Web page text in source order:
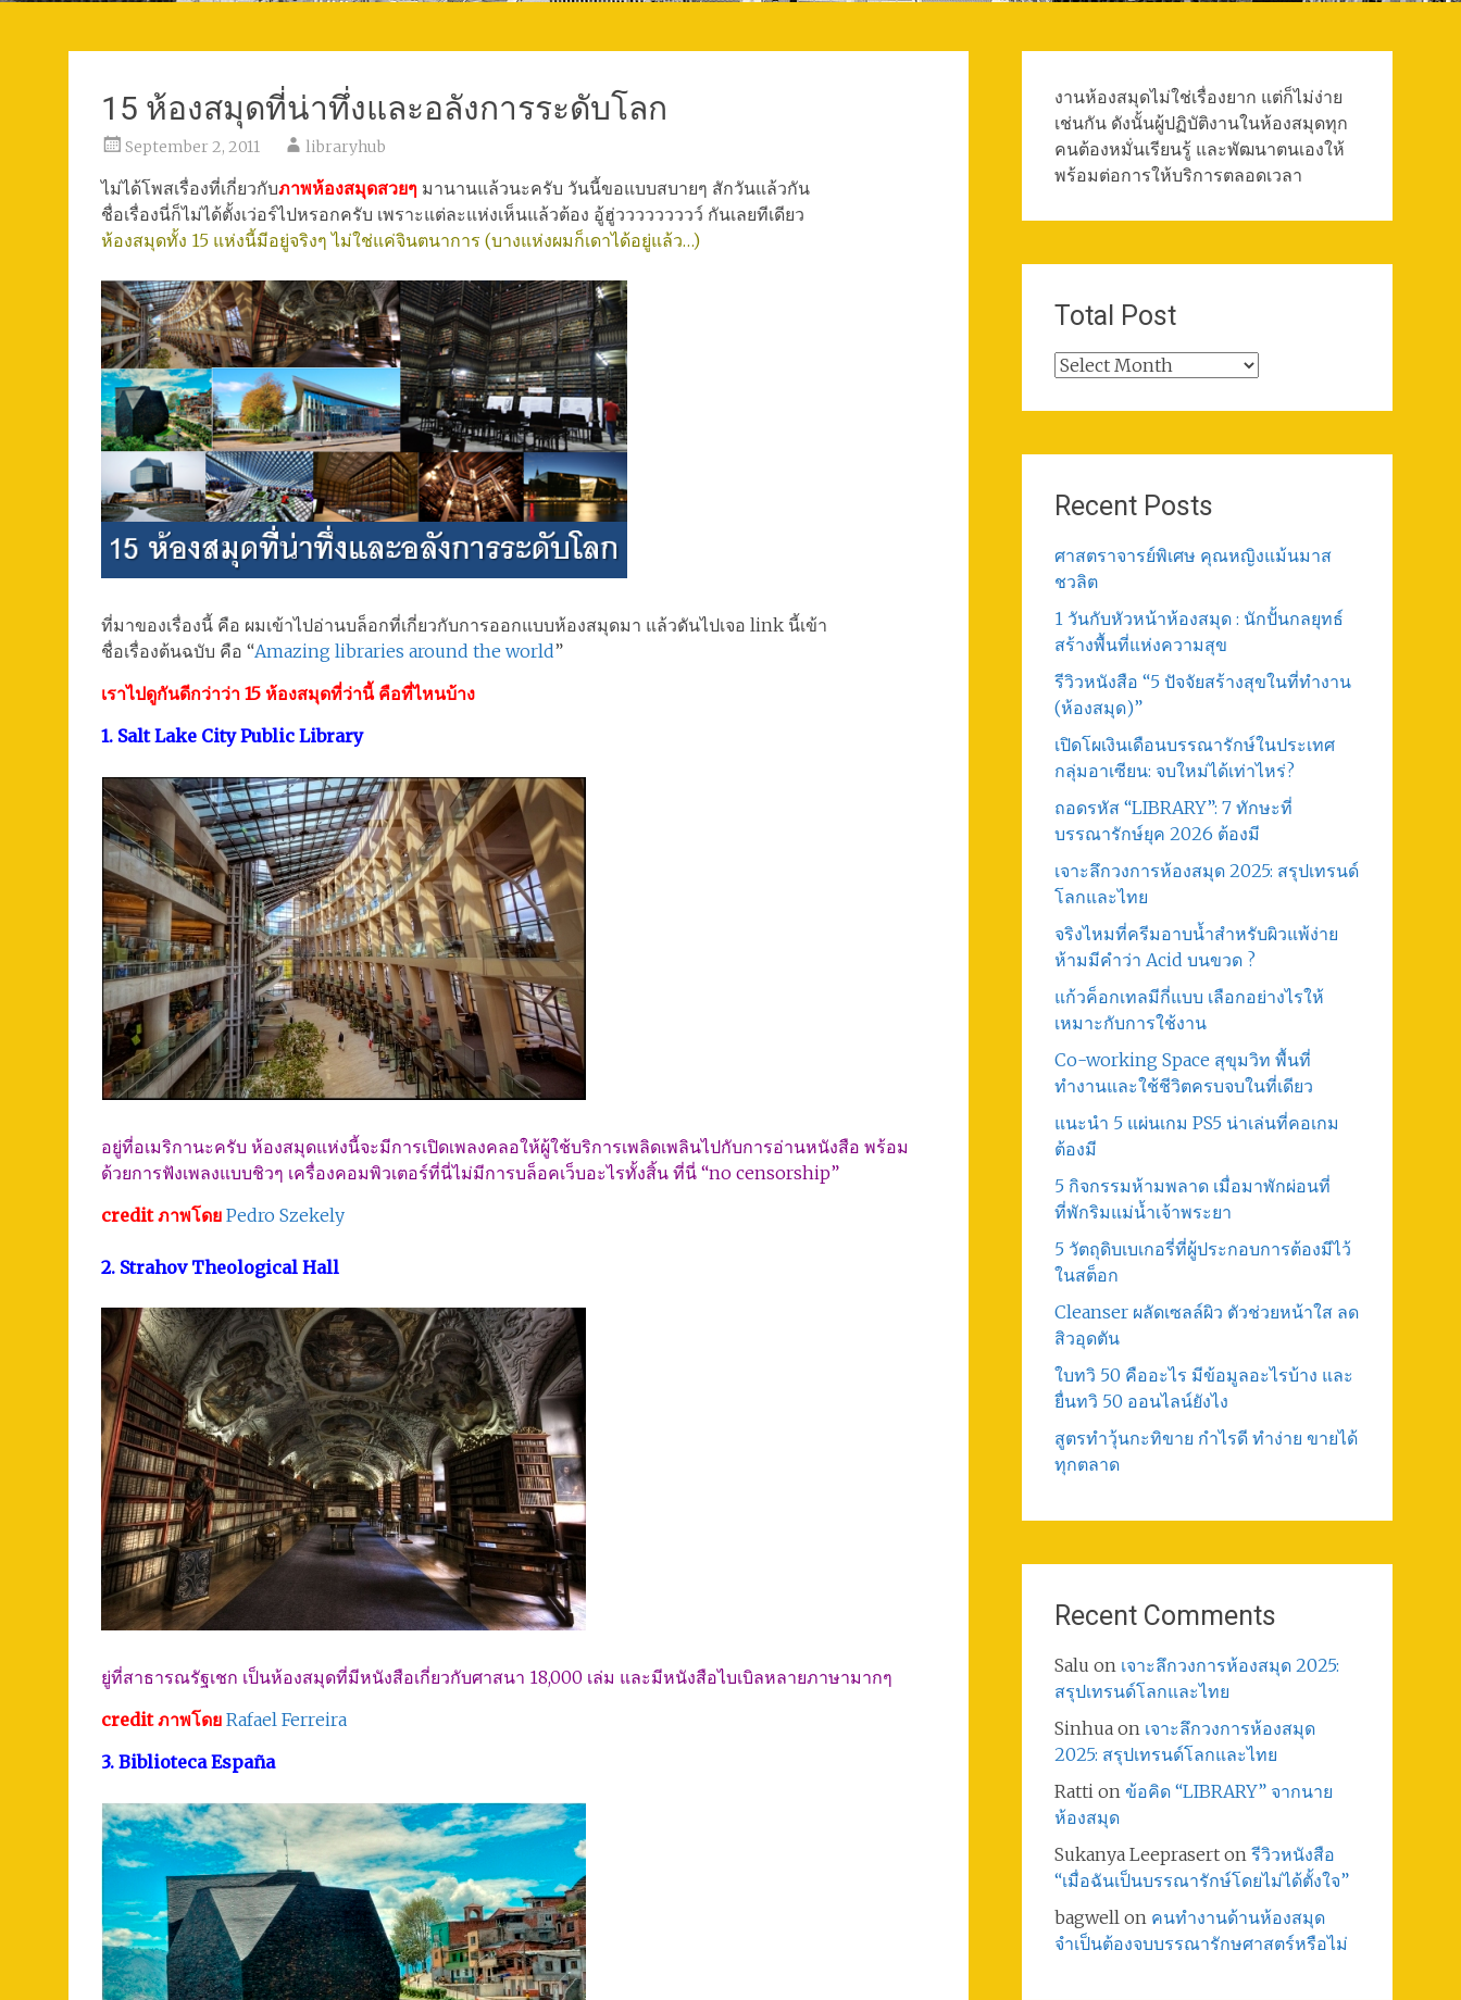
15 ห้องสมุดที่น่าทึ่งและอลังการระดับโลก
September 2, 2011 libraryhub
ไม่ได้โพสเรื่องที่เกี่ยวกับภาพห้องสมุดสวยๆ มานานแล้วนะครับ วันนี้ขอแบบสบายๆ สักวันแล้วกัน
ชื่อเรื่องนี่ก็ไม่ได้ตั้งเว่อร์ไปหรอกครับ เพราะแต่ละแห่งเห็นแล้วต้อง อู้ฮู่ววววววววว์ กันเลยทีเดียว
ห้องสมุดทั้ง 15 แห่งนี้มีอยู่จริงๆ ไม่ใช่แค่จินตนาการ (บางแห่งผมก็เดาได้อยู่แล้ว…)
ที่มาของเรื่องนี้ คือ ผมเข้าไปอ่านบล็อกที่เกี่ยวกับการออกแบบห้องสมุดมา แล้วดันไปเจอ link นี้เข้า
ชื่อเรื่องต้นฉบับ คือ “Amazing libraries around the world”
เราไปดูกันดีกว่าว่า 15 ห้องสมุดที่ว่านี้ คือที่ไหนบ้าง
1. Salt Lake City Public Library
อยู่ที่อเมริกานะครับ ห้องสมุดแห่งนี้จะมีการเปิดเพลงคลอให้ผู้ใช้บริการเพลิดเพลินไปกับการอ่านหนังสือ พร้อม
ด้วยการฟังเพลงแบบชิวๆ เครื่องคอมพิวเตอร์ที่นี่ไม่มีการบล็อคเว็บอะไรทั้งสิ้น ที่นี่ “no censorship”
credit ภาพโดย Pedro Szekely
2. Strahov Theological Hall
ยู่ที่สาธารณรัฐเชก เป็นห้องสมุดที่มีหนังสือเกี่ยวกับศาสนา 18,000 เล่ม และมีหนังสือไบเบิลหลายภาษามากๆ
credit ภาพโดย Rafael Ferreira
3. Biblioteca España
งานห้องสมุดไม่ใช่เรื่องยาก แต่ก็ไม่ง่าย
เช่นกัน ดังนั้นผู้ปฏิบัติงานในห้องสมุดทุก
คนต้องหมั่นเรียนรู้ และพัฒนาตนเองให้
พร้อมต่อการให้บริการตลอดเวลา
Total Post
Total
Recent Posts
ศาสตราจารย์พิเศษ คุณหญิงแม้นมาส
ชวลิต
1 วันกับหัวหน้าห้องสมุด : นักปั้นกลยุทธ์
สร้างพื้นที่แห่งความสุข
รีวิวหนังสือ “5 ปัจจัยสร้างสุขในที่ทำงาน
(ห้องสมุด)”
เปิดโผเงินเดือนบรรณารักษ์ในประเทศ
กลุ่มอาเซียน: จบใหม่ได้เท่าไหร่?
ถอดรหัส “LIBRARY”: 7 ทักษะที่
บรรณารักษ์ยุค 2026 ต้องมี
เจาะลึกวงการห้องสมุด 2025: สรุปเทรนด์
โลกและไทย
จริงไหมที่ครีมอาบน้ำสำหรับผิวแพ้ง่าย
ห้ามมีคำว่า Acid บนขวด ?
แก้วค็อกเทลมีกี่แบบ เลือกอย่างไรให้
เหมาะกับการใช้งาน
Co-working Space สุขุมวิท พื้นที่
ทำงานและใช้ชีวิตครบจบในที่เดียว
แนะนำ 5 แผ่นเกม PS5 น่าเล่นที่คอเกม
ต้องมี
5 กิจกรรมห้ามพลาด เมื่อมาพักผ่อนที่
ที่พักริมแม่น้ำเจ้าพระยา
5 วัตถุดิบเบเกอรี่ที่ผู้ประกอบการต้องมีไว้
ในสต็อก
Cleanser ผลัดเซลล์ผิว ตัวช่วยหน้าใส ลด
สิวอุดตัน
ใบทวิ 50 คืออะไร มีข้อมูลอะไรบ้าง และ
ยื่นทวิ 50 ออนไลน์ยังไง
สูตรทําวุ้นกะทิขาย กำไรดี ทำง่าย ขายได้
ทุกตลาด
Recent Comments
Salu on เจาะลึกวงการห้องสมุด 2025:
สรุปเทรนด์โลกและไทย
Sinhuaon เจาะลึกวงการห้องสมุด
2025: สรุปเทรนด์โลกและไทย
Rattion ข้อคิด “LIBRARY” จากนาย
ห้องสมุด
Sukanya Leepraserton รีวิวหนังสือ
“เมื่อฉันเป็นบรรณารักษ์โดยไม่ได้ตั้งใจ”
bagwellon คนทำงานด้านห้องสมุด
จำเป็นต้องจบบรรณารักษศาสตร์หรือไม่